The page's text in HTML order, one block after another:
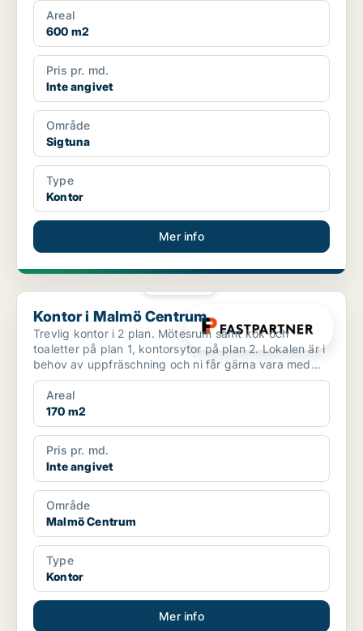
Areal
600 m2
Pris pr. md.
Inte angivet
Område
Sigtuna
Type
Kontor
Mer info
Kontor i Malmö Centrum
Kontor i Malmö Centrum
Trevlig kontor i 2 plan. Mötesrum samt kök och
toaletter på plan 1, kontorsytor på plan 2. Lokalen är i
behov av uppfräschning och ni får gärna vara med
och ...
Areal
170 m2
Pris pr. md.
Inte angivet
Område
Malmö Centrum
Type
Kontor
Mer info